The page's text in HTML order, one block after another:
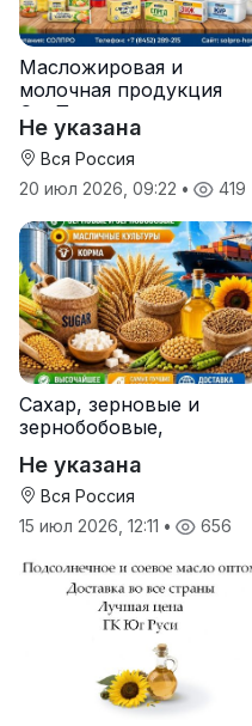
Масложировая и
молочная продукция
СолПро — экспортные
поставки
Не указана
Вся Россия
20 июл 2026, 09:22 • 419
Сахар, зерновые и
зернобобовые,
корма
Не указана
Вся Россия
15 июл 2026, 12:11 • 656